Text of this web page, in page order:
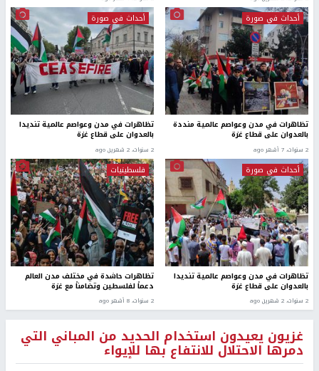
أحداث في صورة
تظاهرات في مدن وعواصم عالمية منددة
بالعدوان على قطاع غزة
2 سنوات، 7 أشهر ago
أحداث في صورة
تظاهرات في مدن وعواصم عالمية تنديدا
بالعدوان على قطاع غزة
2 سنوات، 2 شهرين ago
أحداث في صورة
تظاهرات في مدن وعواصم عالمية تنديدا
بالعدوان على قطاع غزة
2 سنوات، 2 شهرين ago
فلسطينيات
تظاهرات حاشدة في مختلف مدن العالم
دعماً لفلسطين وتضامناً مع غزة
2 سنوات، 8 أشهر ago
غزيون يعيدون استخدام الحديد من المباني التي
دمرها الاحتلال للانتفاع بها للإيواء